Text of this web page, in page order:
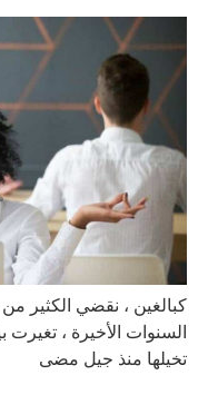
كبالغين ، نقضي الكثير
السنوات الأخيرة ،
تخيلها منذ جيل مضى